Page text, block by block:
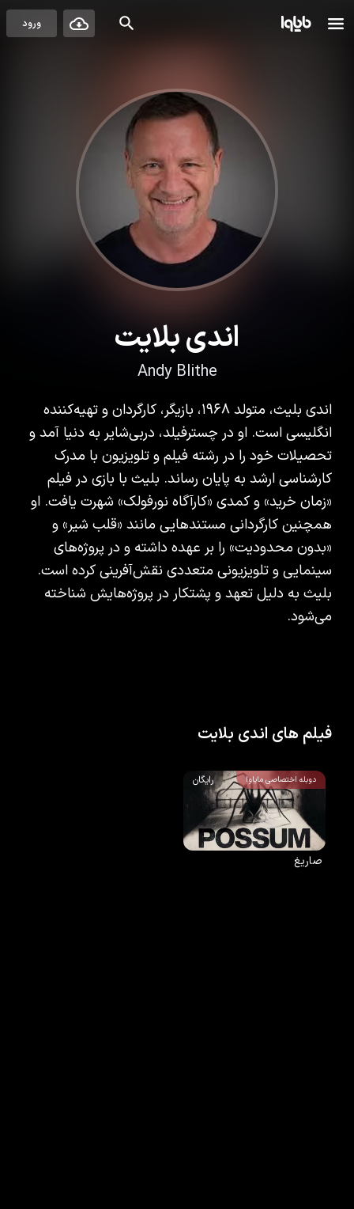
ورود
اندی بلایت
Andy Blithe
اندی بلیث، متولد ۱۹۶۸، بازیگر، کارگردان و تهیه‌کننده
انگلیسی است. او در چسترفیلد، دربی‌شایر به دنیا آمد و
تحصیلات خود را در رشته فیلم و تلویزیون با مدرک
کارشناسی ارشد به پایان رساند. بلیث با بازی در فیلم
«زمان خرید» و کمدی «کارآگاه نورفولک» شهرت یافت. او
همچنین کارگردانی مستندهایی مانند «قلب شیر» و
«بدون محدودیت» را بر عهده داشته و در پروژه‌های
سینمایی و تلویزیونی متعددی نقش‌آفرینی کرده است.
بلیث به دلیل تعهد و پشتکار در پروژه‌هایش شناخته
می‌شود.
فیلم های اندی بلایت
دوبله اختصاصی مایاوا رایگان
صاریغ